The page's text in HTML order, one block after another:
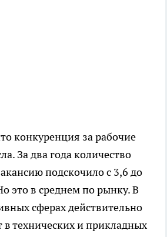
конкуренция за рабочие
За два года количество
подскочило с 3,6 до
это в среднем по рынку. В
сферах действительно
в технических и прикладных